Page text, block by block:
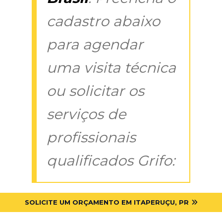
cadastro abaixo
para agendar
uma visita técnica
ou solicitar os
serviços de
profissionais
qualificados Grifo:
SOLICITE UM ORÇAMENTO EM ITAPERUÇU, PR